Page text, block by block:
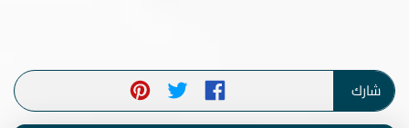
شارك